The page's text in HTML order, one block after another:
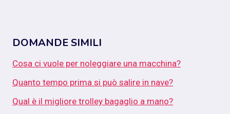
DOMANDE SIMILI
Cosa ci vuole per noleggiare una macchina?
Quanto tempo prima si può salire in nave?
Qual è il migliore trolley bagaglio a mano?